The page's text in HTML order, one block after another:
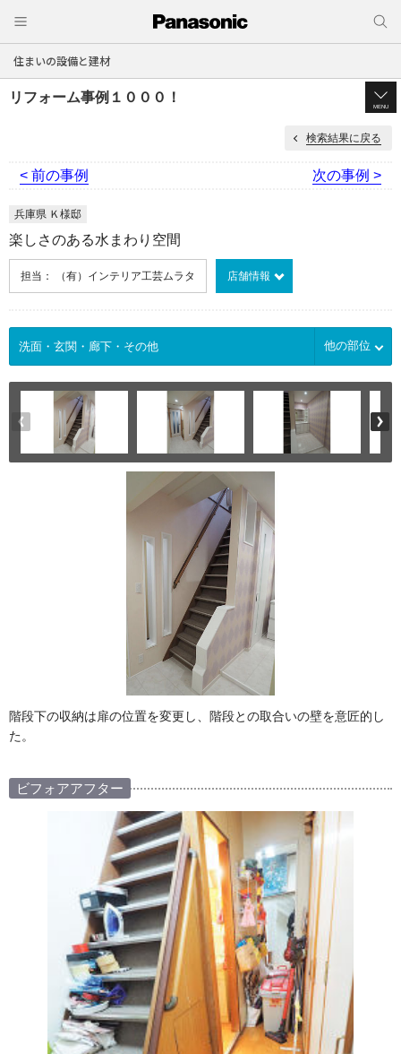
住まいの設備と建材
リフォーム事例１０００！
MENU
検索結果に戻る
< 前の事例 次の事例 >
兵庫県 Ｋ様邸
楽しさのある水まわり空間
担当： （有）インテリア工芸ムラタ 店舗情報
他の部位
階段下の収納は扉の位置を変更し、階段との取合いの壁を意匠的し
た。
ビフォアアフター